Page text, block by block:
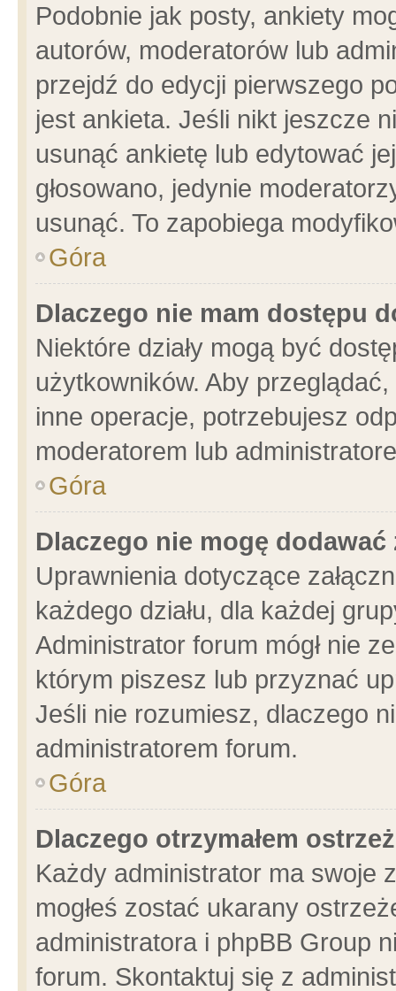
Podobnie jak posty, ankiety
autorów, moderatorów lub
przejdź do edycji pierwszego
jest ankieta. Jeśli nikt jeszcze
usunąć ankietę lub edytować
głosowano, jedynie
usunąć. To zapobiega
Góra
Dlaczego nie mam dostępu
Niektóre działy mogą być
użytkowników. Aby
inne operacje, potrzebujesz
moderatorem lub
Góra
Dlaczego nie mogę dodawać
Uprawnienia dotyczące
każdego działu, dla każdej
Administrator forum mógł nie
którym piszesz lub przyznać
Jeśli nie rozumiesz, dlaczego
administratorem forum.
Góra
Dlaczego otrzymałem
Każdy administrator ma swoje
mogłeś zostać ukarany
administratora i phpBB Group
forum. Skontaktuj się z